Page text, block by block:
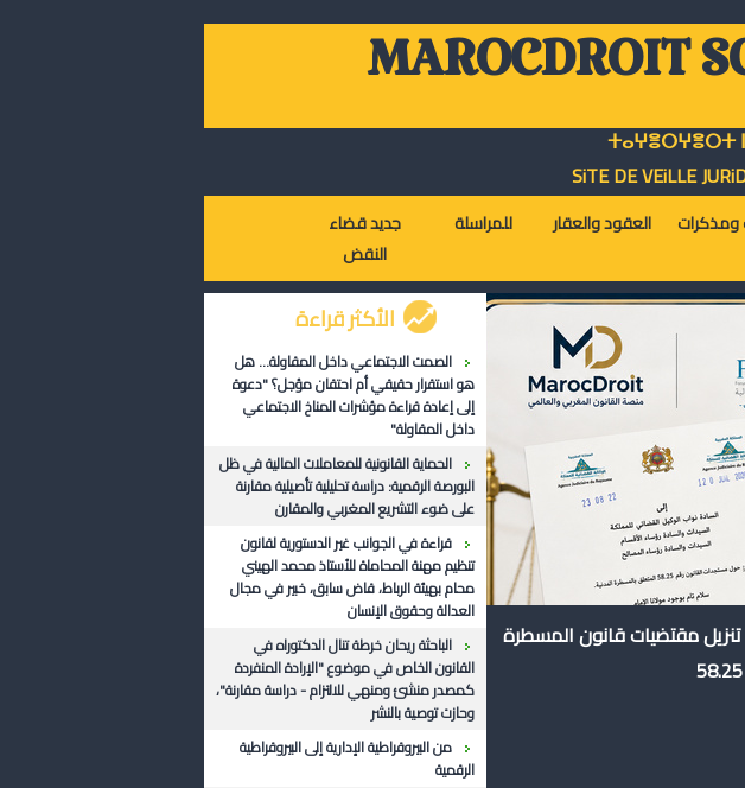
MAROCDROIT
ⵜⴰⵖⴻⵔⵖⴻⵔⵜ ⵏ
جديد قضاء
النقض
للمراسلة العقود والعقار ومذكرات
الأكثر قراءة
الصمت الاجتماعي داخل المقاولة... هل
هو استقرار حقيقي أم احتقان مؤجل؟ "دعوة
إلى إعادة قراءة مؤشرات المناخ الاجتماعي
داخل المقاولة"
الحماية القانونية للمعاملات المالية في ظل
البورصة الرقمية: دراسة تحليلية تأصيلية مقارنة
على ضوء التشريع المغربي والمقارن
قراءة في الجوانب غير الدستورية لقانون
تنظيم مهنة المحاماة للأستاذ محمد الهيني
محام بهيئة الرباط، قاض سابق، خبير في مجال
العدالة وحقوق الإنسان
الباحثة ريحان خرطة تنال الدكتوراه في
القانون الخاص في موضوع "الإرادة المنفردة
كمصدر منشئ ومنهي للالتزام - دراسة مقارنة"،
وحازت توصية بالنشر
من البيروقراطية الإدارية إلى البيروقراطية
الرقمية
تنزيل مقتضيات قانون المسطرة